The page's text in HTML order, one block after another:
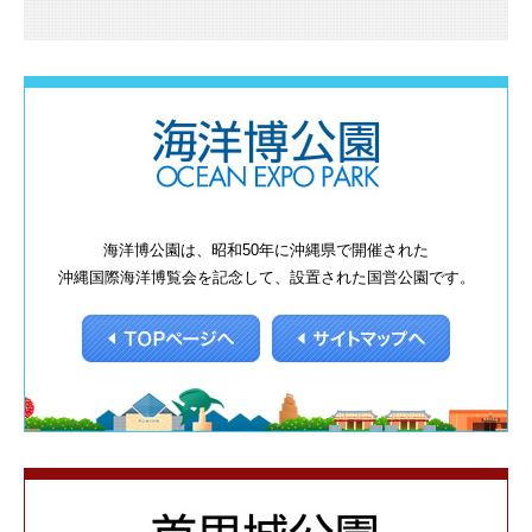
海洋博公園は、昭和50年に沖縄県で開催された
沖縄国際海洋博覧会を記念して、設置された国営公園です。